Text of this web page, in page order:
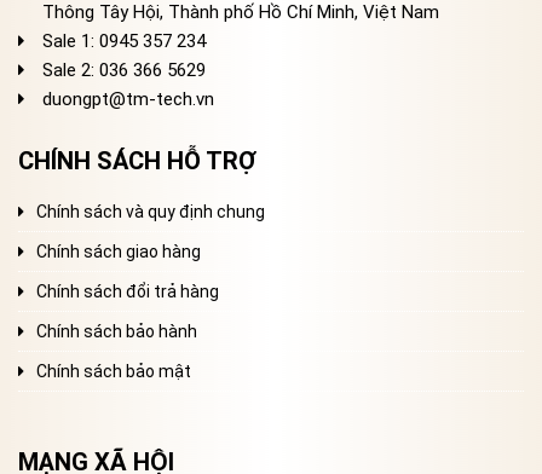
Thông Tây Hội, Thành phố Hồ Chí Minh, Việt Nam
Sale 1: 0945 357 234
Sale 2: 036 366 5629
duongpt@tm-tech.vn
CHÍNH SÁCH HỖ TRỢ
Chính sách và quy định chung
Chính sách giao hàng
Chính sách đổi trả hàng
Chính sách bảo hành
Chính sách bảo mật
MẠNG XÃ HỘI